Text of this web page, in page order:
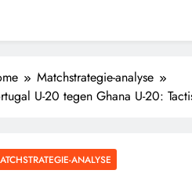
Matchstrategie-analyse
U-20 tegen Ghana U-20:
ANALYSE